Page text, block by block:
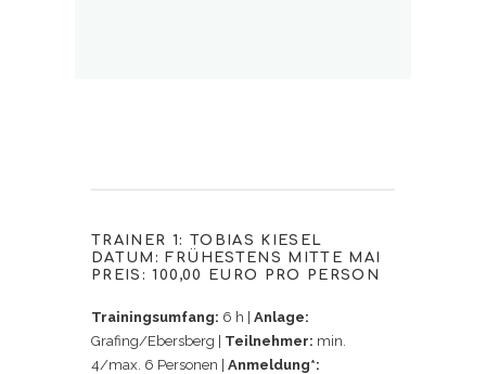
TRAINER 1: TOBIAS KIESEL
DATUM: FRÜHESTENS MITTE MAI
PREIS: 100,00 EURO PRO PERSON
Trainingsumfang: 6 h | Anlage:
Grafing/Ebersberg | Teilnehmer: min.
4/max. 6 Personen | Anmeldung*: